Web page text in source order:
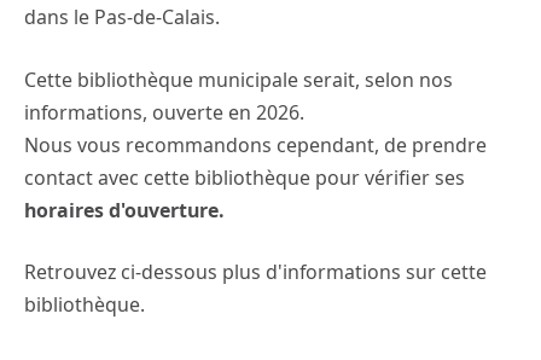
dans le Pas-de-Calais.
Cette bibliothèque municipale serait, selon nos
informations, ouverte en 2026.
Nous vous recommandons cependant, de prendre
contact avec cette bibliothèque pour vérifier ses
horaires d'ouverture.
Retrouvez ci-dessous plus d'informations sur cette
bibliothèque.